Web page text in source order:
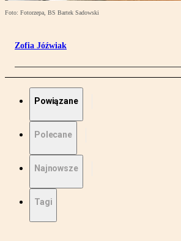
Foto: Fotorzepa, BS Bartek Sadowski
Zofia Jóźwiak
Powiązane
Polecane
Najnowsze
Tagi